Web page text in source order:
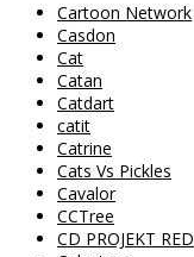
Cartoon Network
Casdon
Cat
Catan
Catdart
catit
Catrine
Cats Vs Pickles
Cavalor
CCTree
CD PROJEKT RED